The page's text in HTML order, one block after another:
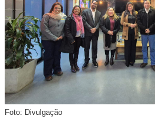
Foto: Divulgação